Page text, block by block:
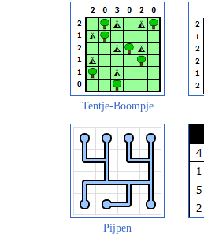
Tentje-Boompje
Pijpen